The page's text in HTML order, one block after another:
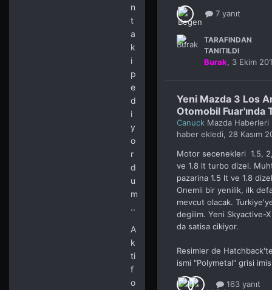
n
t
a
k
i
p
e
d
i
y
o
r
d
u
m
..
A
k
ti
f
o
7 yanıt
TARAFINDAN
TANITILDI
Burak, 3 Ekim
Yeni Mazda 3 Los
Otomobil Fuar'ında
Canuck Mazda Haberleri
haber ekledi, 28 Kasım
Motor secenekleri 1.5,
ve 1.8 lt turbo dizel.
pazarina 1.5 lt ve 1.8
Onemli bir yenilik, ilk
mevcut olacak.
degilim. Yeni Skyactive-
da satisa cikiyor.
Resimler de
ismi "Polymetal" grisi
163 yanıt